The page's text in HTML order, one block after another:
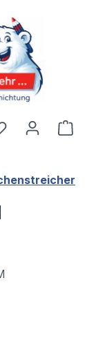
Du hast 0